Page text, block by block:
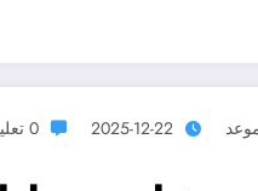
2025-12-22 0 تعليقات